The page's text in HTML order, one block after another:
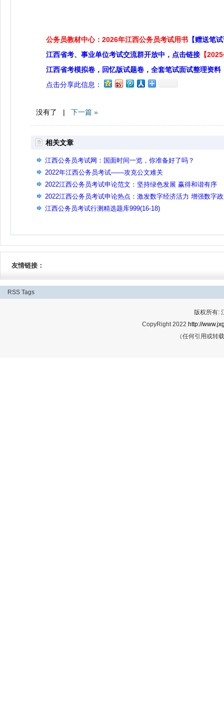
公务员教材中心：2026年江西公务员考试用书 【赠送笔
江西省考、事业单位考试交流群开放中，点击链接 【
江西省考模拟卷，回忆版试题卷，全套笔试面试整理资料
点击分享此信息：
没有了 | 下一篇 »
相关文章
江西公务员考试网：国面时间一览，你准备好了吗？
2022年江西公务员考试——攻克公文难关
2022江西公务员考试申论范文：坚持绿色发展 赢得和谐有序
2022江西公务员考试申论热点：激发数字经济活力 增强数字
效能
江西公务员考试行测精选题库999(16-18)
友情链接：
RSS Tags
版权所有:
CopyRight 2022 http://
（任何引用或转